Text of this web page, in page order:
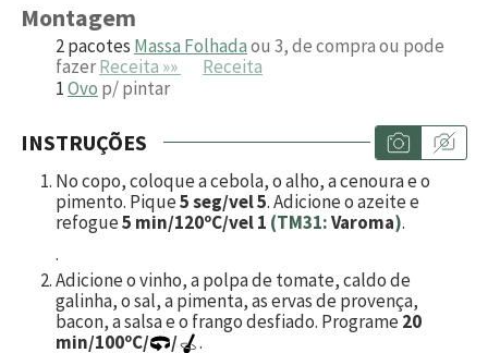
Montagem
2pacotes Massa Folhadaou 3, de compra ou pode
fazerReceita »»
Receita
1Ovo p/ pintar
INSTRUÇÕES
No copo, coloque a cebola, o alho, a cenoura e o
pimento. Pique5 seg/vel 5. Adicione o azeite e
refogue5 min/120ºC/vel 1 (TM31:Varoma).
.
Adicione o vinho, a polpa de tomate, caldo de
galinha, o sal, a pimenta, as ervas de provença,
bacon, a salsa e o frango desfiado. Programe20
min/100ºC/
/ .